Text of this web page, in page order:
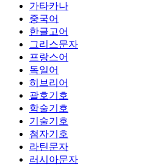
가타카나
중국어
한글고어
그리스문자
프랑스어
독일어
히브리어
괄호기호
학술기호
기술기호
첨자기호
라틴문자
러시아문자